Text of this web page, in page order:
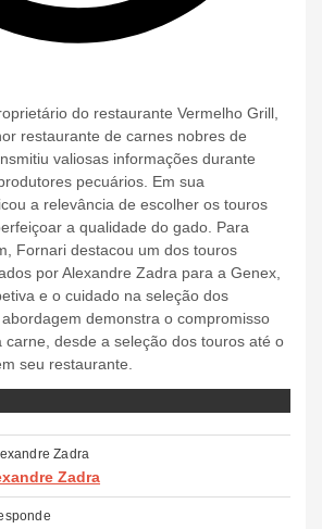
do restaurante Vermelho Grill,
restaurante de carnes nobres de
valiosas informações durante
pecuários. Em sua
a relevância de escolher os touros
a qualidade do gado. Para
Fornari destacou um dos touros
por Alexandre Zadra para a Genex,
e o cuidado na seleção dos
demonstra o compromisso
carne, desde a seleção dos touros até o
seu restaurante.
Zadra
Zadra